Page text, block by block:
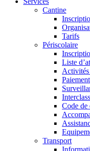
Cantine
Tarifs
Périscolaire
Liste
Activités
Code de
Transport